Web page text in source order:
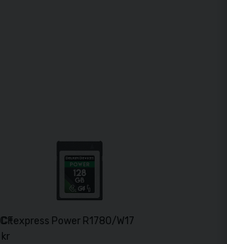
to C & Type C to A Cables)
CFexpress Power R1780/W1700 (G4) 128GB